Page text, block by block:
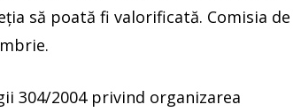
să poată fi valorificată. Comisia de
304/2004 privind organizarea